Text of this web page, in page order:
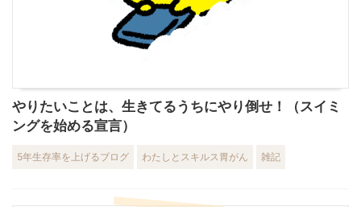
やりたいことは、生きてるうちにやり倒せ！（スイミ
ングを始める宣言）
5年生存率を上げるブログ わたしとスキルス胃がん 雑記